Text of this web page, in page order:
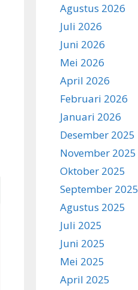
Agustus 2026
Juli 2026
Juni 2026
Mei 2026
April 2026
Februari 2026
Januari 2026
Desember 2025
November 2025
Oktober 2025
September 2025
Agustus 2025
Juli 2025
Juni 2025
Mei 2025
April 2025